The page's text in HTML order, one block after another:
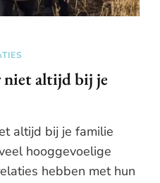
niet altijd bij je
altijd bij je familie
hooggevoelige
hebben met hun